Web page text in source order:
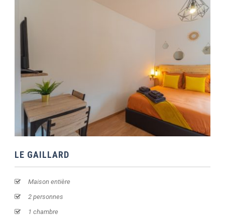
LE GAILLARD
Maison entière
2 personnes
1 chambre